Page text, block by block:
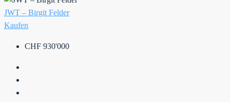
JWT – Birgit Felder
Kaufen
CHF 930'000